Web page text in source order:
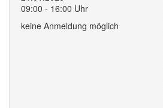
09:00 - 16:00 Uhr
keine Anmeldung möglich